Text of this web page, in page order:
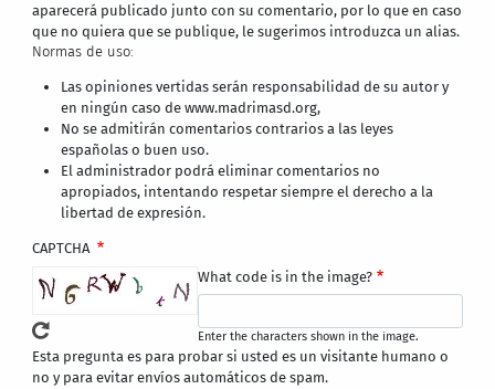
aparecerá publicado junto con su comentario, por lo que en caso
que no quiera que se publique, le sugerimos introduzca un alias.
Normas de uso:
Las opiniones vertidas serán responsabilidad de su autor y
en ningún caso de www.madrimasd.org,
No se admitirán comentarios contrarios a las leyes
españolas o buen uso.
El administrador podrá eliminar comentarios no
apropiados, intentando respetar siempre el derecho a la
libertad de expresión.
CAPTCHA
What code is in the image?
Enter the characters shown in the image.
Esta pregunta es para probar si usted es un visitante humano o
no y para evitar envíos automáticos de spam.